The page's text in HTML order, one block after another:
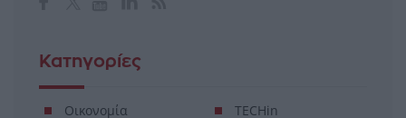
Κατηγορίες
Οικονομία
TECHin